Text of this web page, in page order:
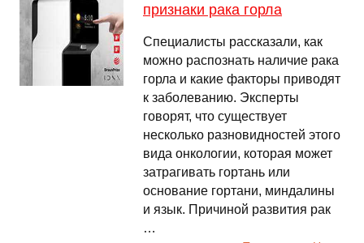
признаки рака горла
Специалисты рассказали, как
можно распознать наличие рака
горла и какие факторы приводят
к заболеванию. Эксперты
говорят, что существует
несколько разновидностей этого
вида онкологии, которая может
затрагивать гортань или
основание гортани, миндалины
и язык. Причиной развития рак
…